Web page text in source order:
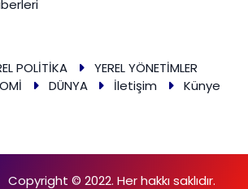
POLİTİKA
YEREL YÖNETİMLER
DÜNYA İletişim
Künye
Copyright © 2022. Her hakkı saklıdır.